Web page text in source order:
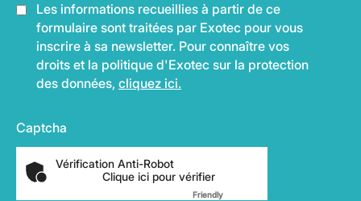
Les informations recueillies à partir de ce
formulaire sont traitées par Exotec pour vous
inscrire à sa newsletter. Pour connaître vos
droits et la politique d'Exotec sur la protection
des données, cliquez ici.
Captcha
Vérification Anti-Robot
Clique ici pour vérifier
FriendlyCaptcha ⇗